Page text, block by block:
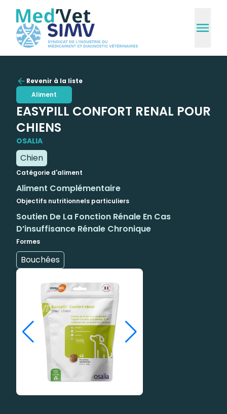
Revenir à la liste
Aliment
EASYPILL CONFORT RENAL POUR
CHIENS
OSALIA
Chien
Catégorie d'aliment
Aliment Complémentaire
Objectifs nutritionnels particuliers
Soutien De La Fonction Rénale En Cas
D’insuffisance Rénale Chronique
Formes
Bouchées